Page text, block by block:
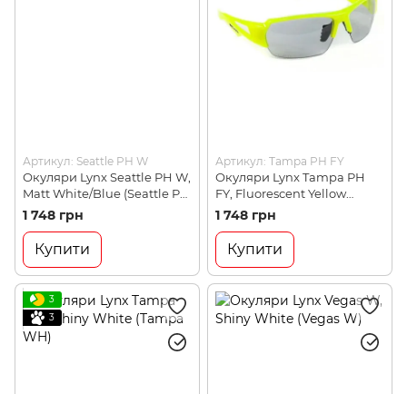
Артикул: Seattle PH W
Окуляри Lynx Seattle PH W,
Matt White/Blue (Seattle PH
W)
1 748 грн
Купити
Артикул: Tampa PH FY
Окуляри Lynx Tampa PH
FY, Fluorescent Yellow
(Tampa PH FY)
1 748 грн
Купити
3
3